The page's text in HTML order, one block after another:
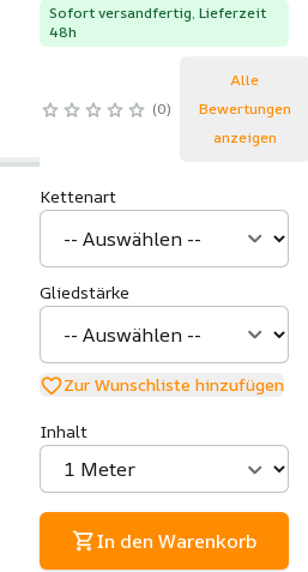
Sofort versandfertig, Lieferzeit
48h
0
Alle
Bewertungen
anzeigen
Kettenart
Gliedstärke
Zur Wunschliste hinzufügen
Inhalt
In den Warenkorb